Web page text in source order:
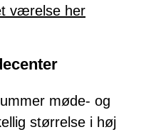
værelse her
møde- og
størrelse i høj